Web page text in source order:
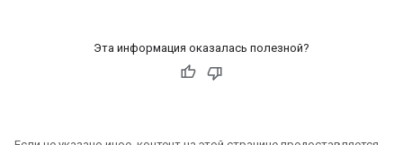
Эта информация оказалась полезной?